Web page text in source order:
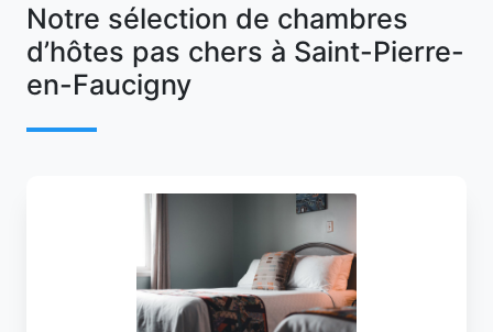
Notre sélection de chambres
d’hôtes pas chers à Saint-Pierre-
en-Faucigny